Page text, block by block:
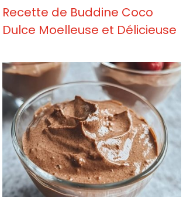
Recette de Buddine Coco
Dulce Moelleuse et Délicieuse